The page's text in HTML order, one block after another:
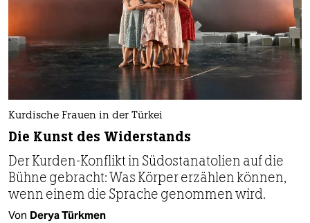
Kurdische Frauen in der Türkei
Die Kunst des Widerstands
Der Kurden-Konflikt in Südostanatolien auf die
Bühne gebracht: Was Körper erzählen können,
wenn einem die Sprache genommen wird.
Von Derya Türkmen